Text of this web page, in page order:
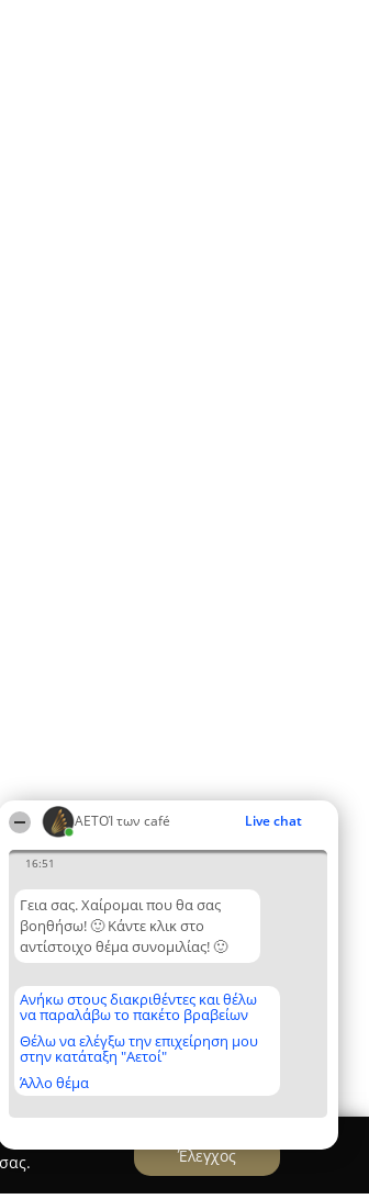
ΑΕΤΟΊ των café Live chat
16:51
Γεια σας. Χαίρομαι που θα σας
βοηθήσω! 🙂 Κάντε κλικ στο
αντίστοιχο θέμα συνομιλίας! 🙂
Ανήκω στους διακριθέντες και θέλω
να παραλάβω το πακέτο βραβείων
Θέλω να ελέγξω την επιχείρηση μου
στην κατάταξη "Αετοί"
Άλλο θέμα
Έλεγχος